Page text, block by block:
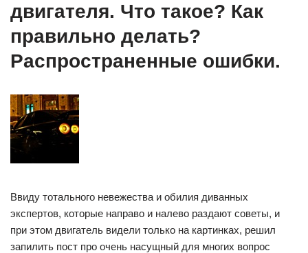
двигателя. Что такое? Как
правильно делать?
Распространенные ошибки.
Ввиду тотального невежества и обилия диванных
экспертов, которые направо и налево раздают советы, и
при этом двигатель видели только на картинках, решил
запилить пост про очень насущный для многих вопрос